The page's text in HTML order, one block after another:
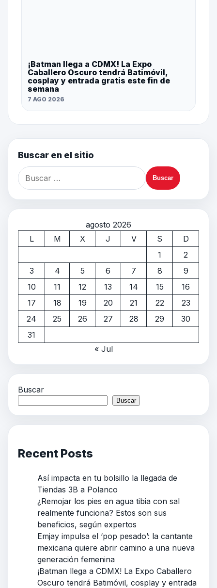
¡Batman llega a CDMX! La Expo
Caballero Oscuro tendrá Batimóvil,
cosplay y entrada gratis este fin de
semana
7 AGO 2026
Buscar en el sitio
agosto 2026
L
M X J V S
D
1
2
3
4 5 6 7 8
9
10
11 12 13 14 15
16
17
18 19 20 21 22
23
24
25 26 27 28 29
30
31
« Jul
Buscar
Buscar
Recent Posts
Así impacta en tu bolsillo la llegada de
Tiendas 3B a Polanco
¿Remojar los pies en agua tibia con sal
realmente funciona? Estos son sus
beneficios, según expertos
Emjay impulsa el ‘pop pesado’: la cantante
mexicana quiere abrir camino a una nueva
generación femenina
¡Batman llega a CDMX! La Expo Caballero
Oscuro tendrá Batimóvil, cosplay y entrada